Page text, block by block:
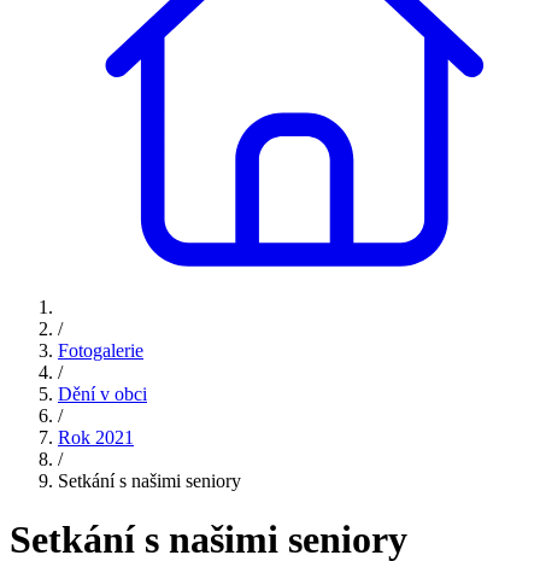
/
Fotogalerie
/
Dění v obci
/
Rok 2021
/
Setkání s našimi seniory
Setkání s našimi seniory